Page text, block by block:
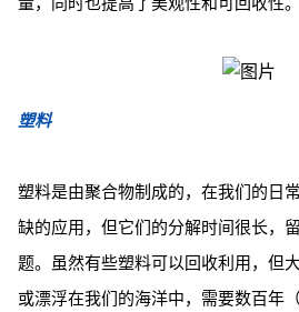
量，同时也提高了美观性和可回收性。
塑料
塑料是由聚合物制成的，在我们的日
缺的应用，但它们的分解时间很长，
题。虽然有些塑料可以回收利用，但
或漂浮在我们的海洋中，需要数百年